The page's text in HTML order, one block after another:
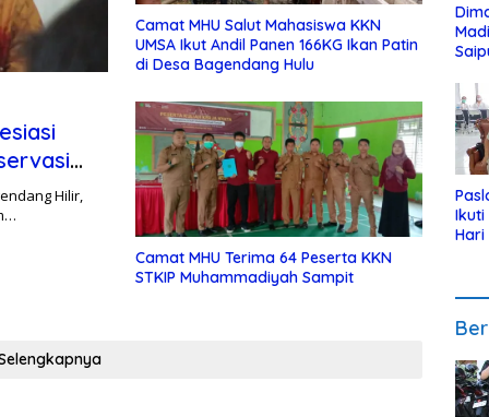
Hilir,
Camat MHU Salut Mahasiswa KKN
UMSA Ikut Andil Panen 166KG Ikan Patin
di Desa Bagendang Hulu
Camat MHU Terima 64 Peserta KKN
STKIP Muhammadiyah Sampit
Ikuti
Hari